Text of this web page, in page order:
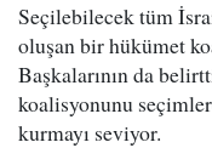
Seçilebilecek tüm
oluşan bir hükümet
Başkalarının da
koalisyonunu
kurmayı seviyor.